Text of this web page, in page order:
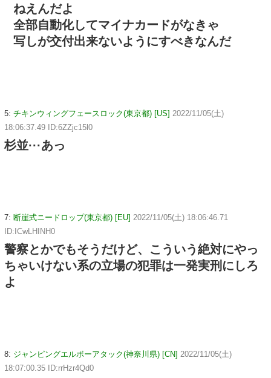
ねえんだよ
全部自動化してマイナカードがなきゃ
写しが交付出来ないようにすべきなんだ
5: チキンウィングフェースロック(東京都) [US] 2022/11/05(土)
18:06:37.49 ID:6ZZjc15l0
杉並···あっ
7: 断崖式ニードロップ(東京都) [EU] 2022/11/05(土) 18:06:46.71
ID:ICwLHINH0
警察とかでもそうだけど、こういう絶対にやっ
ちゃいけない系の立場の犯罪は一発実刑にしろ
よ
8: ジャンピングエルボーアタック(神奈川県) [CN] 2022/11/05(土)
18:07:00.35 ID:rrHzr4Qd0